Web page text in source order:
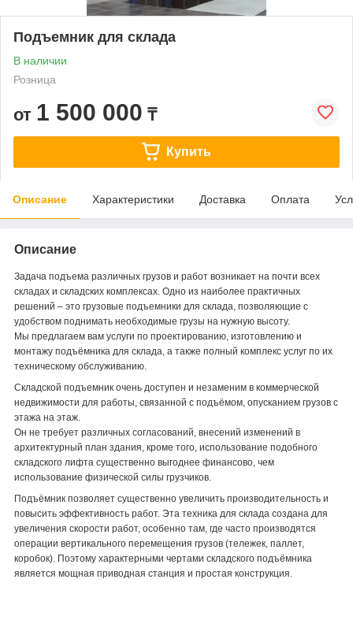
Подъемник для склада
В наличии
Розница
от 1 500 000 ₸
Купить
Описание Характеристики Доставка Оплата
Описание
Задача подъема различных грузов и работ возникает на почти всех
складах и складских комплексах. Одно из наиболее практичных
решений – это грузовые подъемники для склада, позволяющие с
удобством поднимать необходимые грузы на нужную высоту.
Мы предлагаем вам услуги по проектированию, изготовлению и
монтажу подъёмника для склада, а также полный комплекс услуг по их
техническому обслуживанию.
Складской подъемник очень доступен и незаменим в коммерческой
недвижимости для работы, связанной с подъёмом, опусканием грузов с
этажа на этаж.
Он не требует различных согласований, внесений изменений в
архитектурный план здания, кроме того, использование подобного
складского лифта существенно выгоднее финансово, чем
использование физической силы грузчиков.
Подъёмник позволяет существенно увеличить производительность и
повысить эффективность работ. Эта техника для склада создана для
увеличения скорости работ, особенно там, где часто производятся
операции вертикального перемещения грузов (тележек, паллет,
коробок). Поэтому характерными чертами складского подъёмника
является мощная приводная станция и простая конструкция.